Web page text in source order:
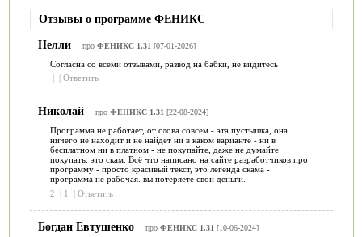
Отзывы о программе ФЕНИКС
Нелли
про ФЕНИКС 1.31 [07-01-2026]
Согласна со всеми отзывами, развод на бабки, не видитесь
Ответить
Николай про ФЕНИКС 1.31[22-08-2024]
Программа не работает, от слова совсем - эта пустышка, она
ничего не находит и не найдет ни в каком варианте - ни в
бесплатном ни в платном - не покупайте, даже не думайте
покупать. это скам. Всё что написано на сайте разработчиков про
программу - просто красивый текст, это легенда скама -
программа не рабочая. вы потеряете свои деньги.
2
| 1 | Ответить
Богдан Евтушенко про ФЕНИКС 1.31 [10-06-2024]